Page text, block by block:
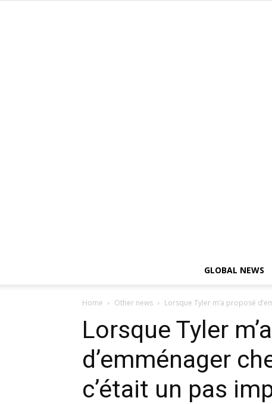
GLOBAL NEWS
Home Other news Lorsque Tyler m’a proposé
Lorsque Tyler
d’emménager
c’était un pas